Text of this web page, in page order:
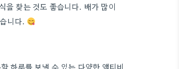
을 찾는 것도 좋습니다. 배가 많이
니다.
하루를 보낼 수 있는 다양한 액티비